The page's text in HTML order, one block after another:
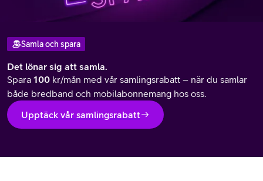
Samla och spara
Det lönar sig att samla.
Spara 100 kr/mån med vår samlingsrabatt – när du samlar
både bredband och mobilabonnemang hos oss.
Upptäck vår samlingsrabatt